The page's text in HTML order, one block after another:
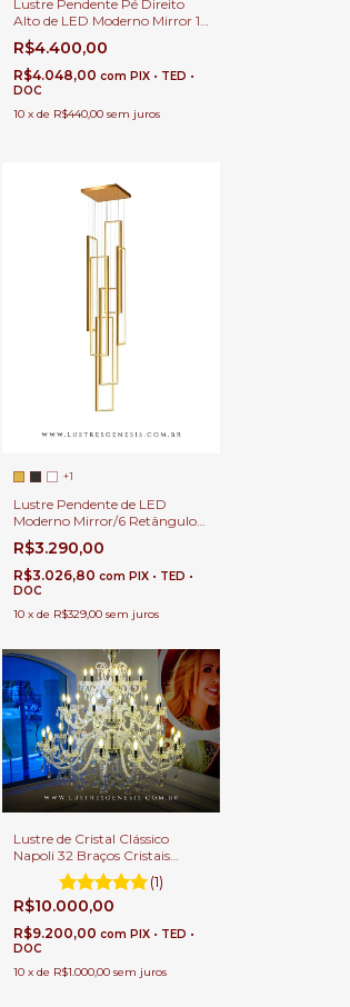
Lustre Pendente Pé Direito
Alto de LED Moderno Mirror 12
Retângulos Para Hall de
Entrada
R$4.400,00
R$4.048,00 com PIX • TED •
DOC
10 x de R$440,00 sem juros
+1
Lustre Pendente de LED
Moderno Mirror/6 Retângulos
60x25cm Para Casas Pé
Direito Duplo e Alto
R$3.290,00
R$3.026,80 com PIX • TED •
DOC
10 x de R$329,00 sem juros
Lustre de Cristal Clássico
Napoli 32 Braços Cristais
Transparentes Para Casas
com Pé Direito Duplo e Alto.
(1)
R$10.000,00
R$9.200,00 com PIX • TED •
DOC
10 x de R$1.000,00 sem juros